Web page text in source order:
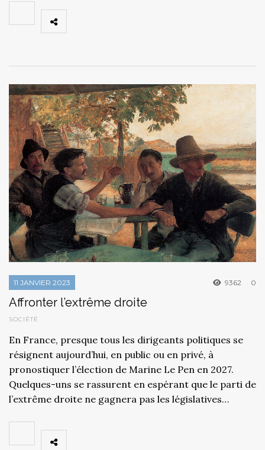
11 JANVIER 2023 9362 0
Affronter l’extrême droite
SOCIÉTÉ
En France, presque tous les dirigeants politiques se
résignent aujourd’hui, en public ou en privé, à
pronostiquer l’élection de Marine Le Pen en 2027.
Quelques-uns se rassurent en espérant que le parti de
l’extrême droite ne gagnera pas les législatives…